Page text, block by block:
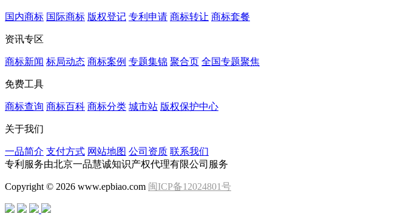
国内商标 国际商标 版权登记 专利申请 商标转让 商标套餐
资讯专区
商标新闻 标局动态 商标案例 专题集锦 聚合页 全国专题聚焦
免费工具
商标查询 商标百科 商标分类 城市站 版权保护中心
关于我们
一品简介 支付方式 网站地图 公司资质 联系我们
专利服务由北京一品慧诚知识产权代理有限公司服务
Copyright © 2026 www.epbiao.com 闽ICP备12024801号